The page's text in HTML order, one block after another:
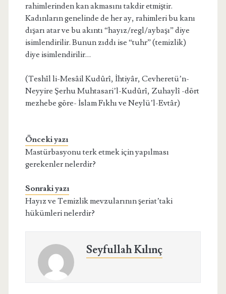
rahimlerinden kan akmasını takdir etmiştir.
Kadınların genelinde de her ay, rahimleri bu kanı
dışarı atar ve bu akıntı “hayız/regl/aybaşı” diye
isimlendirilir. Bunun zıddı ise “tuhr” (temizlik)
diye isimlendirilir…
(Teshîl li-Mesâil Kudûrî, İhtiyâr, Cevheretü’n-
Neyyire Şerhu Muhtasari’l-Kudûrî, Zuhaylî -dört
mezhebe göre- İslam Fıkhı ve Neylü’l-Evtâr)
Önceki yazı
Mastürbasyonu terk etmek için yapılması
gerekenler nelerdir?
Sonraki yazı
Hayız ve Temizlik mevzularının şeriat’taki
hükümleri nelerdir?
Seyfullah Kılınç